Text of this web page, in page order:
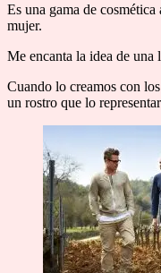
Es una gama de
mujer.
Me encanta la idea de una
Cuando lo creamos con
un rostro que lo